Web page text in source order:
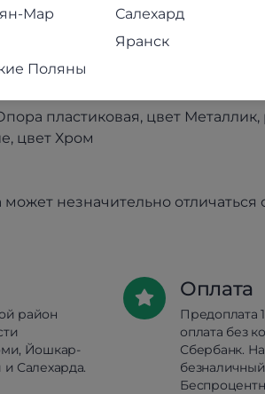
обработка Еврокромка
«Boyard» / «Marshall»
роликовые «Boyard» /
пластиковая, цвет
цвет Хром
незначительно
район
Йошкар-
Салехарда.
Оплата
Предоплата
оплата без
Сбербанк.
безналичный
Мар
Салехард
Яранск
Поляны